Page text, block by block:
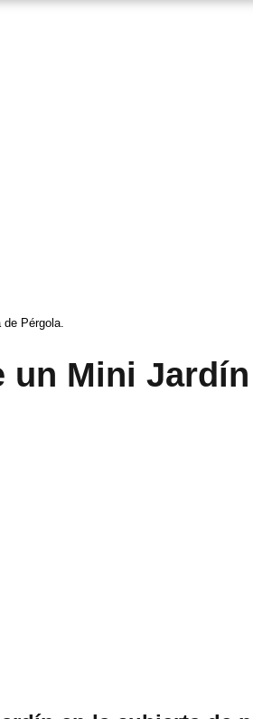
de Pérgola.
un Mini